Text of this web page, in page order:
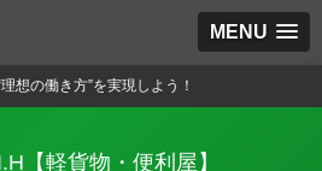
MENU
想の働き方”を実現しよう！
【軽貨物・便利屋】